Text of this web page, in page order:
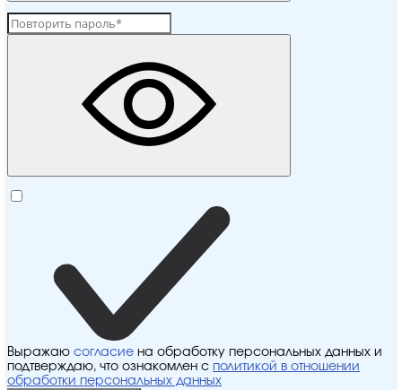
Выражаю согласие на обработку персональных данных и
подтверждаю, что ознакомлен с политикой в отношении
обработки персональных данных